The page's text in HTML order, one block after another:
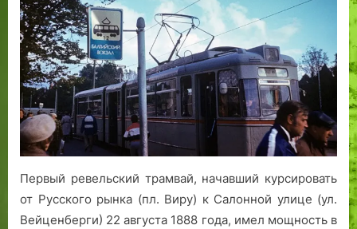
и
сегодня
Первый ревельский трамвай, начавший курсировать
от Русского рынка (пл. Виру) к Салонной улице (ул.
Вейценберги) 22 августа 1888 года, имел мощность в